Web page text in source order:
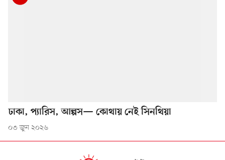
ঢাকা, প্যারিস, আল্পস— কোথায় নেই সিনথিয়া
০৩ জুন ২০২৬